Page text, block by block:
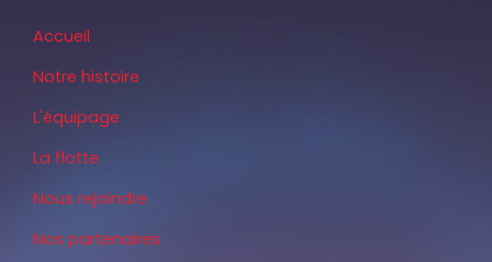
Accueil
Notre histoire
L'équipage
La flotte
Nous rejoindre
Nos partenaires